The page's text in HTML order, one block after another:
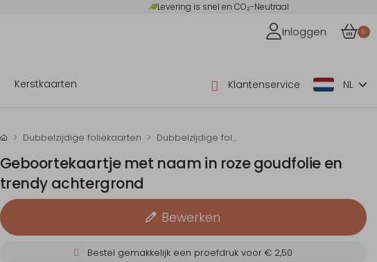
Levering is snel en CO₂-Neutraal
Inloggen 0
Kerstkaarten Klantenservice NL
Dubbelzijdige foliekaarten Dubbelzijdige folie-geboortekaartjes
Geboortekaartje met naam in roze goudfolie en
trendy achtergrond
Bewerken
Bestel gemakkelijk een proefdruk voor€ 2,50